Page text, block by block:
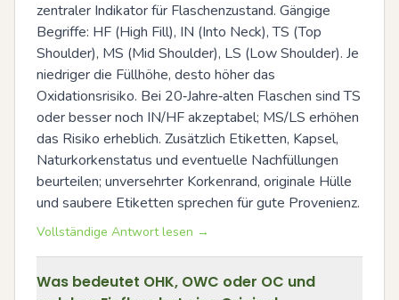
zentraler Indikator für Flaschenzustand. Gängige
Begriffe: HF (High Fill), IN (Into Neck), TS (Top
Shoulder), MS (Mid Shoulder), LS (Low Shoulder). Je
niedriger die Füllhöhe, desto höher das
Oxidationsrisiko. Bei 20‑Jahre‑alten Flaschen sind TS
oder besser noch IN/HF akzeptabel; MS/LS erhöhen
das Risiko erheblich. Zusätzlich Etiketten, Kapsel,
Naturkorkenstatus und eventuelle Nachfüllungen
beurteilen; unversehrter Korkenrand, originale Hülle
und saubere Etiketten sprechen für gute Provenienz.
Vollständige Antwort lesen →
Was bedeutet OHK, OWC oder OC und